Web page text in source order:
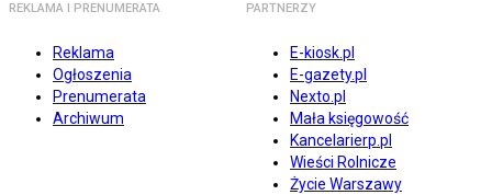
REKLAMA I PRENUMERATA
Reklama
Ogłoszenia
Prenumerata
Archiwum
PARTNERZY
E-kiosk.pl
E-gazety.pl
Nexto.pl
Mała księgowość
Kancelarierp.pl
Wieści Rolnicze
Życie Warszawy